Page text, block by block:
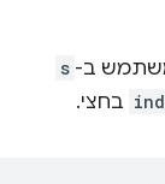
ב- s
בחצי.